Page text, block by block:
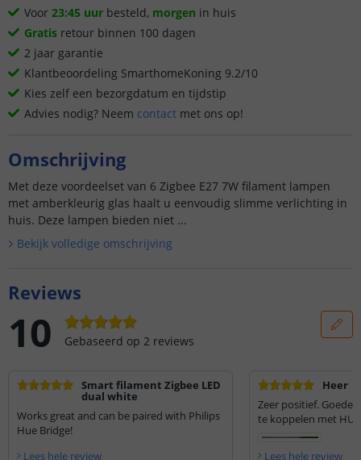
Voor 23:45 uur besteld, morgen in huis
Gratis retour binnen 100 dagen
2 jaar garantie
Klantbeoordeling SmarthomeKoning 9.2/10
Kies zelf een bezorgdatum en tijdstip
Advies nodig? Neem contact met ons op!
Omschrijving
Met deze voordeelset van 6 Zigbee E27 7W filament lampen
met amberkleurig glas haalt u eenvoudig slimme verlichting in
huis. Deze lampen bieden niet ...
Bekijk volledige omschrijving
Reviews
10 Gebaseerd op 2 reviews
Smart filament Zigbee LED
dual white
Works great and can be paired with Philips
Hue Bridge!
Lees hele review
Heer
Zeer positief. Goede
te koppelen met
Lees hele review